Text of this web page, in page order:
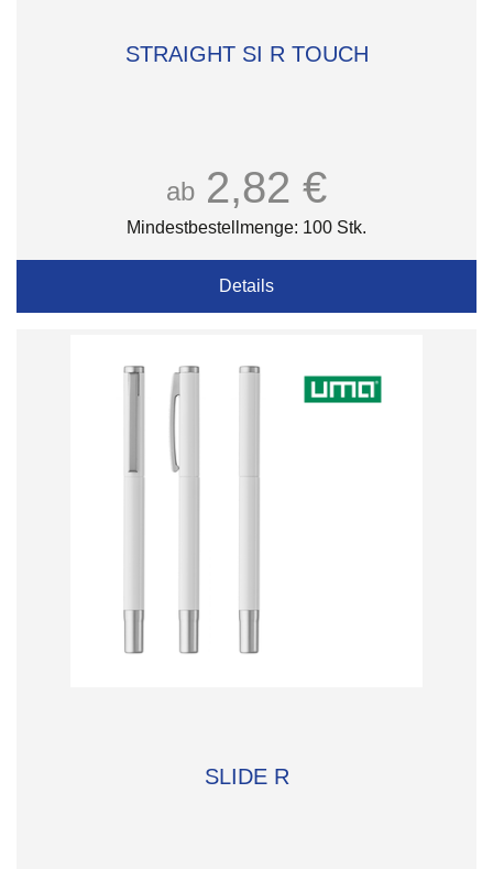
STRAIGHT SI R TOUCH
ab 2,82 €
Mindestbestellmenge: 100 Stk.
Details
SLIDE R